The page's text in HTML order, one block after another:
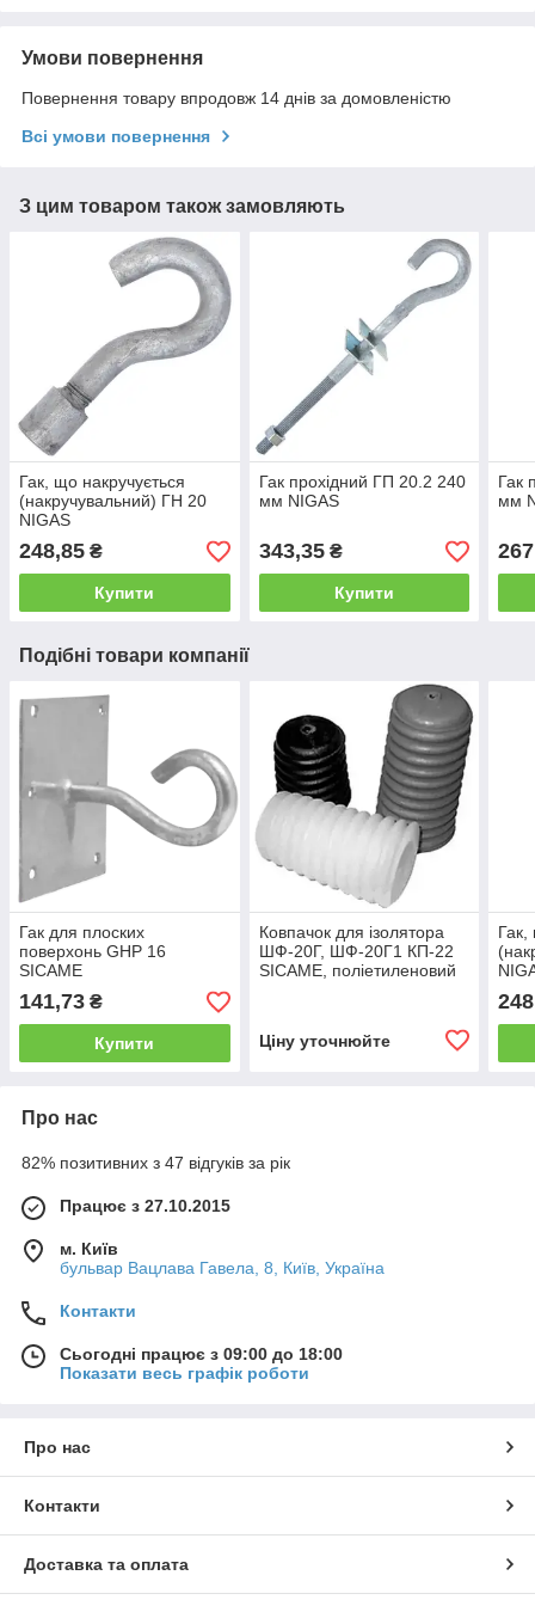
Умови повернення
Повернення товару впродовж 14 днів за домовленістю
Всі умови повернення
З цим товаром також замовляють
Гак, що накручується
(накручувальний) ГН 20
NIGAS
248,85 ₴
Купити
Гак прохідний ГП 20.2 240
мм NIGAS
343,35₴
Купити
Гак
мм
Подібні товари компанії
Гак для плоских
поверхонь GHP 16
SICAME
141,73 ₴
Купити
Ковпачок для ізолятора
ШФ-20Г, ШФ-20Г1 КП-22
SICAME, поліетиленовий
Ціну уточнюйте
Гак,
Про нас
82% позитивних з 47 відгуків за рік
Працює з 27.10.2015
м. Київ
бульвар Вацлава Гавела, 8, Київ, Україна
Контакти
Сьогодні працює з 09:00 до 18:00
Показати весь графік роботи
Про нас
Контакти
Доставка та оплата